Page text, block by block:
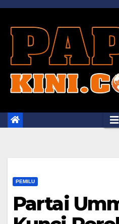
Skip
content
PEMILU
Partai